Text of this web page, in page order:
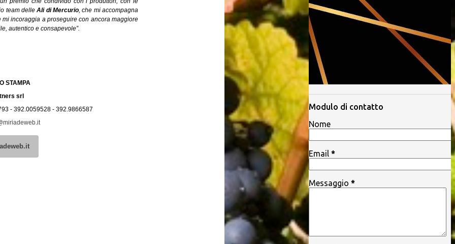
team delleAli di Mercurio, che mi accompagna
incoraggia a proseguire con ancora maggiore
autentico e consapevole”.
STAMPA
srl
- 392.0059528 - 392.9866587
Modulo di contatto
Nome
Email *
Messaggio *